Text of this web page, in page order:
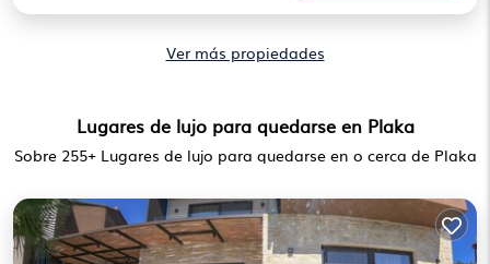
Ver más propiedades
Lugares de lujo para quedarse en Plaka
Sobre 255+ Lugares de lujo para quedarse en o cerca de Plaka